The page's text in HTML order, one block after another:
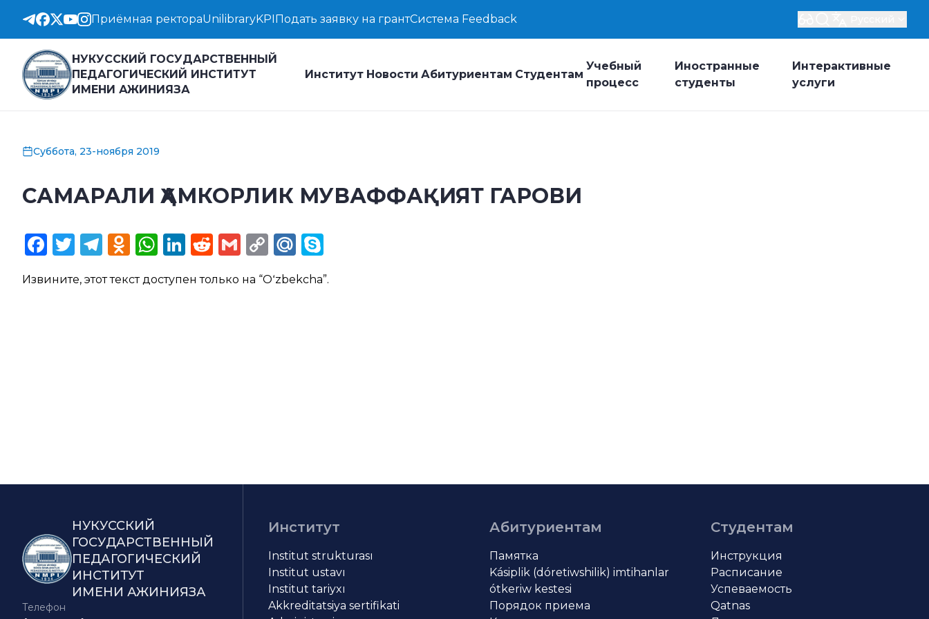
Приёмная ректораUnilibraryKPIПодать заявку на грантСистема Feedback
НУКУССКИЙ ГОСУДАРСТВЕННЫЙ
ПЕДАГОГИЧЕСКИЙ ИНСТИТУТ
ИМЕНИ АЖИНИЯЗА
Институт Новости Абитуриентам Студентам
Учебный
процесс
Иностранные
студенты
Интерактивные
услуги
Суббота, 23-ноября 2019
САМАРАЛИ ҲАМКОРЛИК МУВАФФАҚИЯТ ГАРОВИ
Facebook
Twitter
Telegram
Odnoklassniki
WhatsApp
LinkedIn
Reddit
Gmail
CopyMail.Ru
Извините, этот текст доступен только на “Oʻzbekcha”.
НУКУССКИЙ
ГОСУДАРСТВЕННЫЙ
ПЕДАГОГИЧЕСКИЙ
ИНСТИТУТ
ИМЕНИ АЖИНИЯЗА
Телефон
Институт
Institut strukturası
Institut ustavı
Institut tariyxı
Akkreditatsiya sertifikati
Абитуриентам
Памятка
Kásiplik (dóretiwshilik) imtihanlar
ótkeriw kestesi
Порядок приема
Студентам
Инструкция
Расписание
Успеваемость
Qatnas